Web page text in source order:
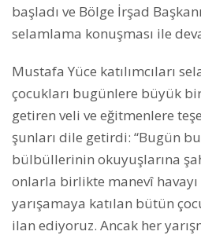
başladı ve Bölge İrşad
selamlama konuşması ile
Mustafa Yüce katılımcıları
çocukları bugünlere büyük
getiren veli ve eğitmenlere
şunları dile getirdi: “Bugün
bülbüllerinin okuyuşlarına
onlarla birlikte manevî havayı
yarışamaya katılan bütün
ilan ediyoruz. Ancak her